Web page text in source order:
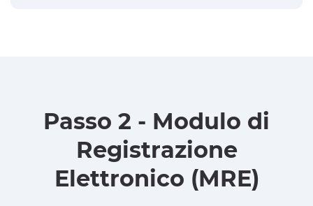
Passo 2 - Modulo di
Registrazione
Elettronico (MRE)